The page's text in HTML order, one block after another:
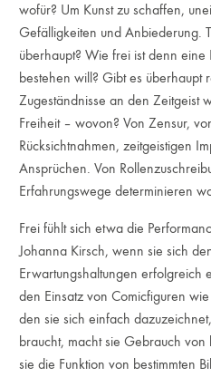
wofür? Um Kunst zu schaffen,
Gefälligkeiten und Anbiederung.
überhaupt? Wie frei ist denn eine
bestehen will? Gibt es überhaupt
Zugeständnisse an den Zeitgeist
Freiheit – wovon? Von Zensur,
Rücksichtnahmen, zeitgeistigen
Ansprüchen. Von
Erfahrungswege determinieren
Frei fühlt sich etwa die
Johanna Kirsch, wenn sie sich
Erwartungshaltungen erfolgreich
den Einsatz von Comicfiguren
den sie sich einfach
braucht, macht sie Gebrauch von
sie die Funktion von bestimmten